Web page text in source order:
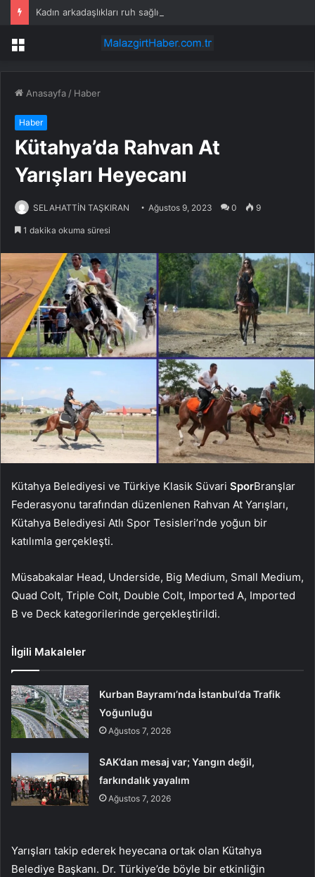
Kadın arkadaşlıkları ruh sağlığını güçlendiriyor
Menü
Anasayfa / Haber
Haber
Kütahya’da Rahvan At
Yarışları Heyecanı
SELAHATTİN TAŞKIRAN Ağustos 9, 2023 0 9
1 dakika okuma süresi
Kütahya Belediyesi ve Türkiye Klasik Süvari SporBranşlar
Federasyonu tarafından düzenlenen Rahvan At Yarışları,
Kütahya Belediyesi Atlı Spor Tesisleri’nde yoğun bir
katılımla gerçekleşti.
Müsabakalar Head, Underside, Big Medium, Small Medium,
Quad Colt, Triple Colt, Double Colt, Imported A, Imported
B ve Deck kategorilerinde gerçekleştirildi.
İlgili Makaleler
Kurban Bayramı’nda İstanbul’da Trafik
Yoğunluğu
Ağustos 7, 2026
SAK’dan mesaj var; Yangın değil,
farkındalık yayalım
Ağustos 7, 2026
Yarışları takip ederek heyecana ortak olan Kütahya
Belediye Başkanı. Dr. Türkiye’de böyle bir etkinliğin